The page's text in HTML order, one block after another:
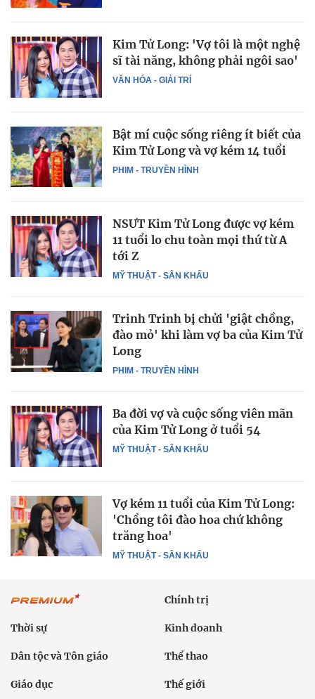
VĂN HÓA - GIẢI TRÍ
Kim Tử Long: 'Vợ tôi là một nghệ
sĩ tài năng, không phải ngôi sao'
PHIM - TRUYỀN HÌNH
Bật mí cuộc sống riêng ít biết của
Kim Tử Long và vợ kém 14 tuổi
MỸ THUẬT - SÂN KHẤU
NSƯT Kim Tử Long được vợ kém
11 tuổi lo chu toàn mọi thứ từ A
tới Z
PHIM - TRUYỀN HÌNH
Trinh Trinh bị chửi 'giật chồng,
đào mỏ' khi làm vợ ba của Kim Tử
Long
MỸ THUẬT - SÂN KHẤU
Ba đời vợ và cuộc sống viên mãn
của Kim Tử Long ở tuổi 54
MỸ THUẬT - SÂN KHẤU
Vợ kém 11 tuổi của Kim Tử Long:
'Chồng tôi đào hoa chứ không
trăng hoa'
Chính trị
Thời sự Kinh doanh
Dân tộc và Tôn giáo Thể thao
Giáo dục Thế giới